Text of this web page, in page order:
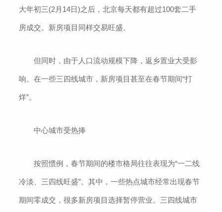
大年初三(2月14日)之后，北京每天都有超过100套二手
房成交。新房项目同样交易旺盛。
但同时，由于人口流动规模下降，返乡置业大受影
响。在一些三四线城市，新房项目甚至在春节期间“打
烊”。
中心城市受热捧
按照惯例，春节期间的楼市格局往往表现为“一二线
冷淡、三四线旺盛”。其中，一些热点城市经常出现春节
期间零成交，很多新房项目选择暂停营业。三四线城市